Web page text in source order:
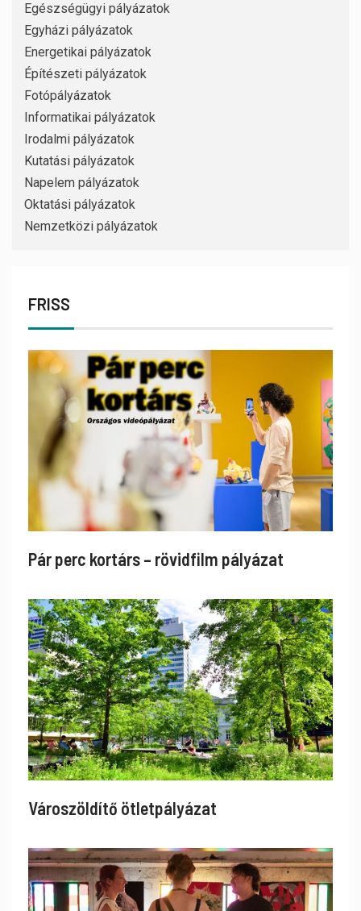
Egészségügyi pályázatok
Egyházi pályázatok
Energetikai pályázatok
Építészeti pályázatok
Fotópályázatok
Informatikai pályázatok
Irodalmi pályázatok
Kutatási pályázatok
Napelem pályázatok
Oktatási pályázatok
Nemzetközi pályázatok
FRISS
Pár perc kortárs – rövidfilm pályázat
Városzöldítő ötletpályázat